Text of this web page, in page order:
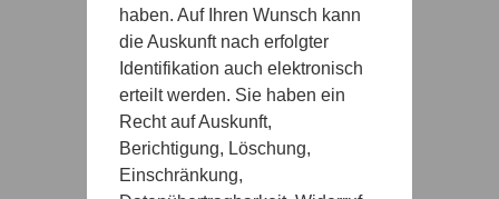
haben. Auf Ihren Wunsch kann
die Auskunft nach erfolgter
Identifikation auch elektronisch
erteilt werden. Sie haben ein
Recht auf Auskunft,
Berichtigung, Löschung,
Einschränkung,